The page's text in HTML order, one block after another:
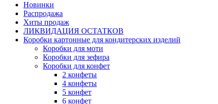
Новинки
Распродажа
Хиты продаж
ЛИКВИДАЦИЯ ОСТАТКОВ
Коробки картонные для кондитерских изделий
Коробки для моти
Коробки для зефира
Коробки для конфет
2 конфеты
4 конфеты
5 конфет
6 конфет